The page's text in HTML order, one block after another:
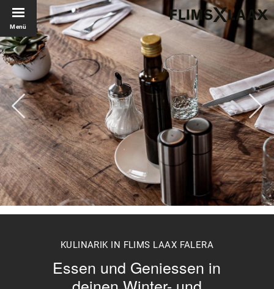
Menü
KULINARIK IN FLIMS LAAX FALERA
Essen und Geniessen in